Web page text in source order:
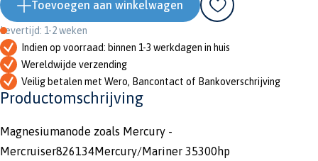
Toevoegen aan winkelwagen
Levertijd: 1-2 weken
Indien op voorraad: binnen 1-3 werkdagen in huis
Wereldwijde verzending
Veilig betalen met Wero, Bancontact of Bankoverschrijving
Productomschrijving
Magnesiumanode zoals Mercury -
Mercruiser826134Mercury/Mariner 35300hp